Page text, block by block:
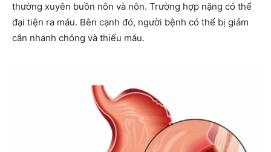
thường xuyên buồn nôn và nôn. Trường hợp nặng có thể
đại tiện ra máu. Bên cạnh đó, người bệnh có thể bị giảm
cân nhanh chóng và thiếu máu.